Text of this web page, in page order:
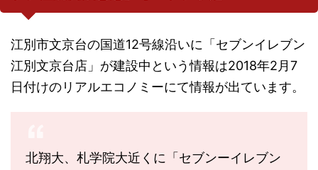
江別市文京台の国道12号線沿いに「セブンイレブン
江別文京台店」が建設中という情報は2018年2月7
日付けのリアルエコノミーにて情報が出ています。
北翔大、札学院大近くに「セブンーイレブン